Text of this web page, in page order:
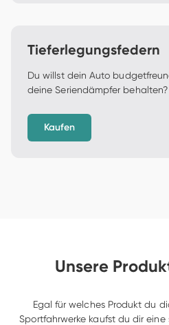
Tieferlegungsfedern
Du willst dein Auto
deine Seriendämpfer behalten?
Kaufen
Unsere
Egal für welches Produkt du
Sportfahrwerke kaufst du dir